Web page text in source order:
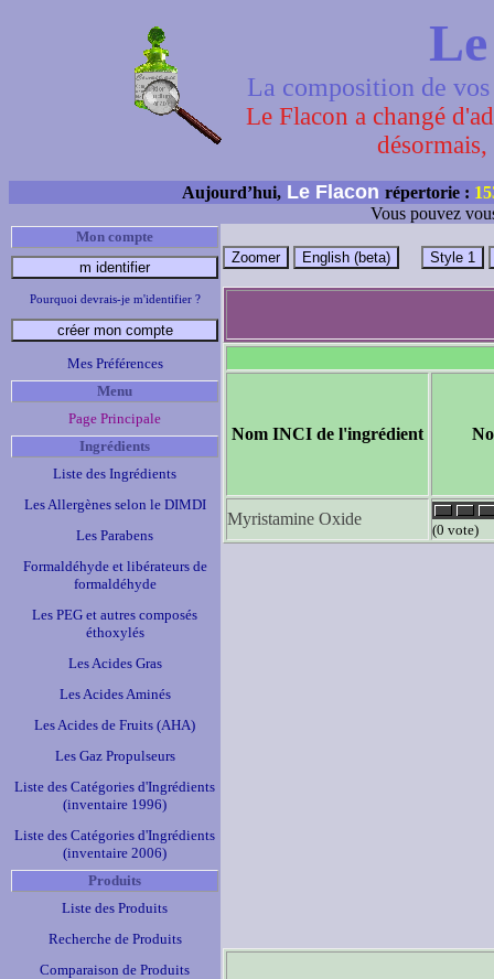
La composition de
Le Flacon a changé
Aujourd’hui, Le Flacon répertorie :
Vous pouvez
Mon compte
Pourquoi devrais-je m'identifier ?
Mes Préférences
Menu
Page Principale
Ingrédients
Liste des Ingrédients
Les Allergènes selon le DIMDI
Les Parabens
Formaldéhyde et libérateurs de
formaldéhyde
Les PEG et autres composés
éthoxylés
Les Acides Gras
Les Acides Aminés
Les Acides de Fruits (AHA)
Les Gaz Propulseurs
Liste des Catégories d'Ingrédients
(inventaire 1996)
Liste des Catégories d'Ingrédients
(inventaire 2006)
Produits
Liste des Produits
Recherche de Produits
Comparaison de Produits
Nom INCI de l'ingrédient
Myristamine Oxide
(0 vote)